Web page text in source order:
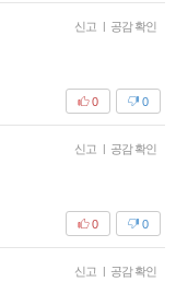
신고 공감 확인
0
0
신고 공감 확인
0
0
신고 공감 확인